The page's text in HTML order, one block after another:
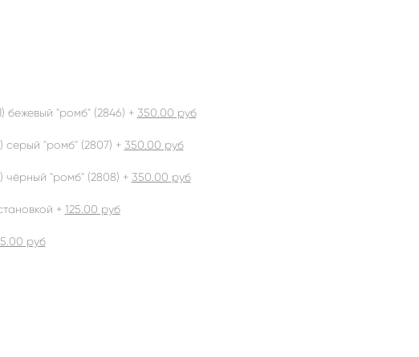
бежевый "ромб" (2846) + 350.00 руб
серый "ромб" (2807) + 350.00 руб
чёрный "ромб" (2808) + 350.00 руб
+ 125.00 руб
руб